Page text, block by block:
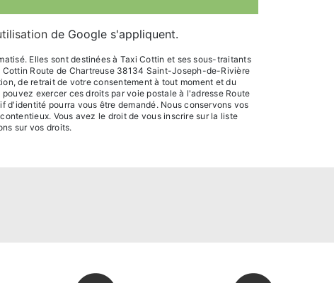
de Google s'appliquent.
Elles sont destinées à Taxi Cottin et ses sous-traitants
Route de Chartreuse 38134 Saint-Joseph-de-Rivière
de retrait de votre consentement à tout moment et du
exercer ces droits par voie postale à l'adresse Route
pourra vous être demandé. Nous conservons vos
Vous avez le droit de vous inscrire sur la liste
sur vos droits.